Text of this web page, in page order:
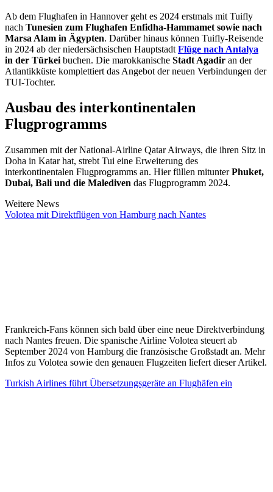
Ab dem Flughafen in Hannover geht es 2024 erstmals mit Tuifly
nach Tunesien zum Flughafen Enfidha-Hammamet sowie nach
Marsa Alam in Ägypten. Darüber hinaus können Tuifly-Reisende
in 2024 ab der niedersächsischen Hauptstadt Flüge nach Antalya
in der Türkei buchen. Die marokkanische Stadt Agadir an der
Atlantikküste komplettiert das Angebot der neuen Verbindungen der
TUI-Tochter.
Ausbau des interkontinentalen
Flugprogramms
Zusammen mit der National-Airline Qatar Airways, die ihren Sitz in
Doha in Katar hat, strebt Tui eine Erweiterung des
interkontinentalen Flugprogramms an. Hier füllen mitunterPhuket,
Dubai, Bali und die Malediven das Flugprogramm 2024.
Weitere News
Volotea mit Direktflügen von Hamburg nach Nantes
Frankreich-Fans können sich bald über eine neue Direktverbindung
nach Nantes freuen. Die spanische Airline Volotea steuert ab
September 2024 von Hamburg die französische Großstadt an. Mehr
Infos zu Volotea sowie den genauen Flugzeiten liefert dieser Artikel.
Turkish Airlines führt Übersetzungsgeräte an Flughäfen ein